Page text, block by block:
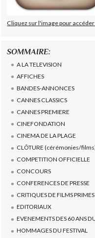
Cliquez sur l'image pour
SOMMAIRE:
A LA TELEVISION
AFFICHES
BANDES-ANNONCES
CANNES CLASSICS
CANNES PREMIERE
CINEFONDATION
CINEMA DE LA PLAGE
CLÔTURE (cérémonies/
COMPETITION OFFICIELLE
CONCOURS
CONFERENCES DE PRESSE
CRITIQUES DE FILMS
EDITORIAUX
EVENEMENTS DES 60 ANS
HOMMAGES DU FESTIVAL